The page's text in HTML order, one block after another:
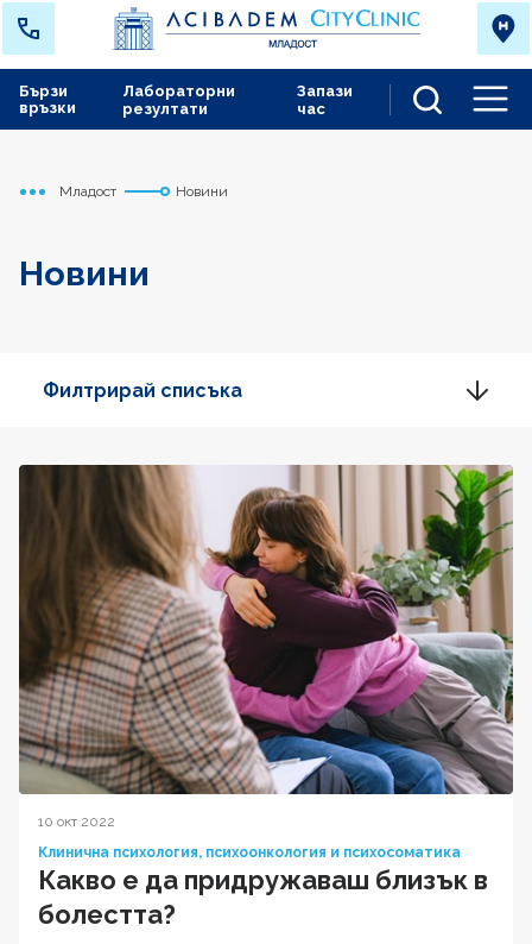
Лабораторни
резултати
Запази
час
Бързи
връзки
Начало
Младост Новини
Новини
Филтрирай списъка
10 окт 2022
Клинична психология, психоонкология и психосоматика
Какво е да придружаваш близък в
болестта?